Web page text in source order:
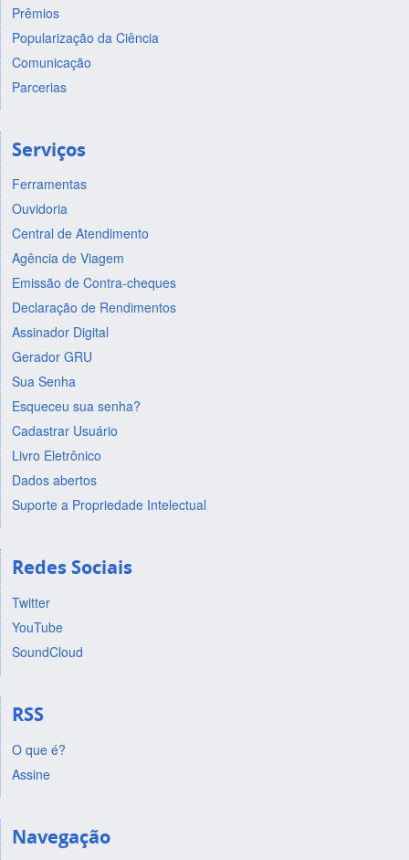
Prêmios
Popularização da Ciência
Comunicação
Parcerias
Serviços
Ferramentas
Ouvidoria
Central de Atendimento
Agência de Viagem
Emissão de Contra-cheques
Declaração de Rendimentos
Assinador Digital
Gerador GRU
Sua Senha
Esqueceu sua senha?
Cadastrar Usuário
Livro Eletrônico
Dados abertos
Suporte a Propriedade Intelectual
Redes Sociais
Twitter
YouTube
SoundCloud
RSS
O que é?
Assine
Navegação